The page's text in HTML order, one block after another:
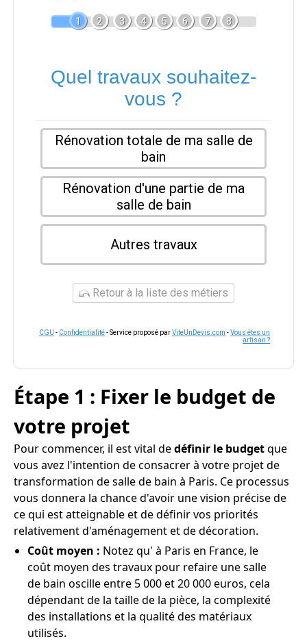
1 2 3 4 5 6 7 8
Quel travaux souhaitez-
vous ?
Rénovation totale de ma salle de
bain
Rénovation d'une partie de ma
salle de bain
Autres travaux
Retour à la liste des métiers
CGU - Confidentialité- Service proposé parViteUnDevis.com -Vous êtes un
artisan ?
Étape 1 : Fixer le budget de
votre projet
Pour commencer, il est vital dedéfinir le budgetque
vous avez l'intention de consacrer à votre projet de
transformation de salle de bain à Paris. Ce processus
vous donnera la chance d'avoir une vision précise de
ce qui est atteignable et de définir vos priorités
relativement d'aménagement et de décoration.
Coût moyen : Notez qu' à Paris en France, le
coût moyen des travaux pour refaire une salle
de bain oscille entre 5 000 et 20 000 euros, cela
dépendant de la taille de la pièce, la complexité
des installations et la qualité des matériaux
utilisés.